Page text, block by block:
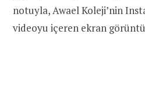
notuyla, Awael Koleji’nin
videoyu içeren ekran